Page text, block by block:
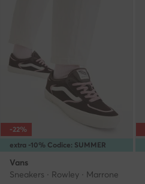
extra -10% Codice: SUMMER
-22%
Vans
Sneakers · Rowley · Marrone